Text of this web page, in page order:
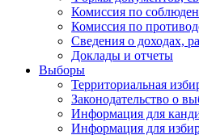
Комиссия по
Комиссия по
Сведения о доходах,
Доклады и отчеты
Выборы
Территориальная
Законодательство о
Информация для
Информация для